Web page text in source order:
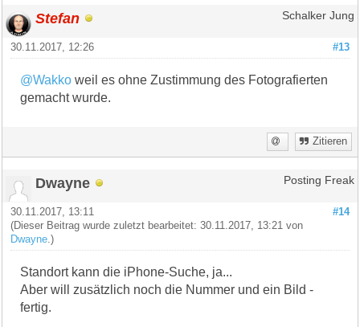
Stefan Schalker Jung
#13
30.11.2017, 12:26
@Wakko weil es ohne Zustimmung des Fotografierten
gemacht wurde.
Zitieren
Dwayne Posting Freak
#14
30.11.2017, 13:11
(Dieser Beitrag wurde zuletzt bearbeitet: 30.11.2017, 13:21 von
Dwayne .)
Standort kann die iPhone-Suche, ja...
Aber will zusätzlich noch die Nummer und ein Bild -
fertig.